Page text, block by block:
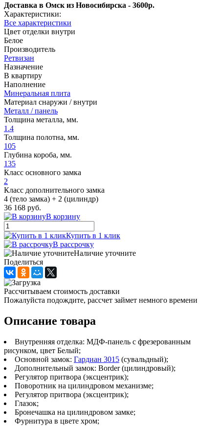
Доставка в Омск из Новосибирска - 3600р.
Характеристики:
Все характеристики
Цвет отделки внутри
Белое
Производитель
Ретвизан
Назначение
В квартиру
Наполнение
Минеральная плита
Материал снаружи / внутри
Металл / панель
Толщина металла, мм.
1.4
Толщина полотна, мм.
105
Глубина короба, мм.
135
Класс основного замка
2
Класс дополнительного замка
4 (тело замка) + 2 (цилиндр)
36 168 руб.
В корзину
Купить в 1 клик
В рассрочку
Наличие уточните
Поделиться
Рассчитываем стоимость доставки
Пожалуйста подождите, рассчет займет немного времени
Описание товара
Внутренняя отделка: МДФ-панель с фрезерованным
рисунком, цвет Белый;
Основной замок: Гардиан 3015 (сувальдный);
Дополнительный замок: Border (цилиндровый);
Регулятор притвора (эксцентрик);
Поворотник на цилиндровом механизме;
Регулятор притвора (эксцентрик);
Глазок;
Бронечашка на цилиндровом замке;
Фурнитура в цвете хром;